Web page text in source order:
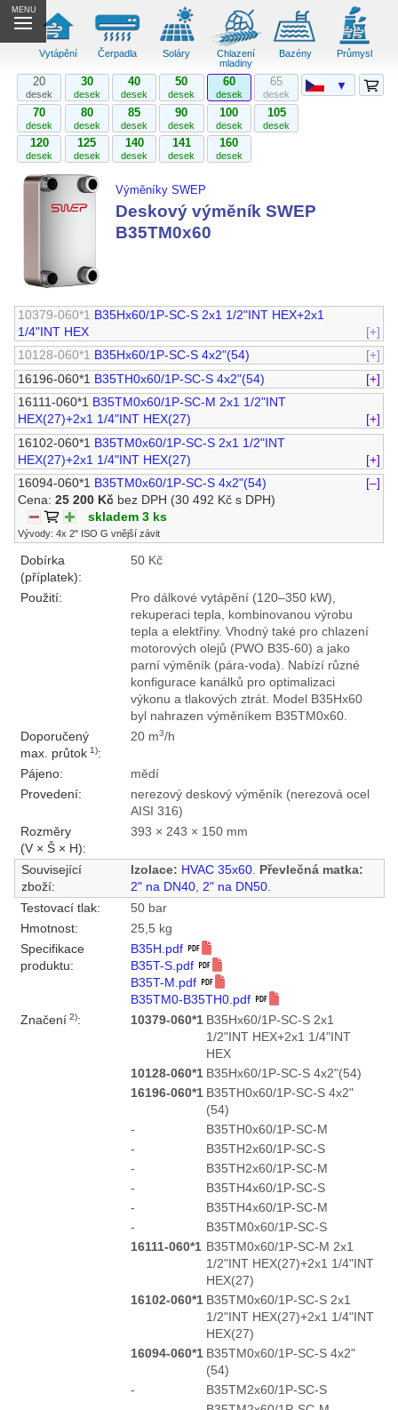
MENU
Vytápění Čerpadla Soláry
Chlazení
mladiny
Bazény Průmysl
20
desek
30
desek
40
desek
50
desek
60
desek
65
desek
70
desek
80
desek
85
desek
90
desek
100
desek
105
desek
120
desek
125
desek
140
desek
141
desek
160
desek
Výměníky SWEP
Deskový výměník SWEP
B35TM0x60
10379-060*1
B35Hx60/1P-SC-S 2x1 1/2"INT HEX+2x1
1/4"INT HEX
[+]
10128-060*1 B35Hx60/1P-SC-S 4x2"(54)
[+]
16196-060*1 B35TH0x60/1P-SC-S 4x2"(54)
[+]
16111-060*1 B35TM0x60/1P-SC-M 2x1 1/2"INT
HEX(27)+2x1 1/4"INT HEX(27)
[+]
16102-060*1 B35TM0x60/1P-SC-S 2x1 1/2"INT
HEX(27)+2x1 1/4"INT HEX(27)
[+]
16094-060*1
B35TM0x60/1P-SC-S 4x2"(54)
[–]
Cena:25 200 Kč bez DPH (30 492 Kč s DPH)
skladem 3 ks
Vývody: 4x 2" ISO G vnější závit
Dobírka
(příplatek):
50 Kč
Použití:
Pro dálkové vytápění (120–350 kW),
rekuperaci tepla, kombinovanou výrobu
tepla a elektřiny. Vhodný také pro chlazení
motorových olejů (PWO B35-60) a jako
parní výměník (pára-voda). Nabízí různé
konfigurace kanálků pro optimalizaci
výkonu a tlakových ztrát. Model B35Hx60
byl nahrazen výměníkem B35TM0x60.
Doporučený
max. průtok1):
20 m3/h
Pájeno:
mědí
Provedení:
nerezový deskový výměník (nerezová ocel
AISI 316)
Rozměry
(V × Š × H):
393 × 243 × 150 mm
Související
zboží:
Izolace: HVAC 35x60.
Převlečná matka:
2" na DN40, 2" na DN50.
Testovací tlak:
50 bar
Hmotnost:
25,5 kg
Specifikace
produktu:
B35H.pdf
B35T-S.pdf
B35T-M.pdf
B35TM0-B35TH0.pdf
Značení2): 10379-060*1 B35Hx60/1P-SC-S 2x1
1/2"INT HEX+2x1 1/4"INT
HEX
10128-060*1 B35Hx60/1P-SC-S 4x2"(54)
16196-060*1 B35TH0x60/1P-SC-S 4x2"
(54)
-
B35TH0x60/1P-SC-M
-
B35TH2x60/1P-SC-S
-
B35TH2x60/1P-SC-M
-
B35TH4x60/1P-SC-S
-
B35TH4x60/1P-SC-M
-
B35TM0x60/1P-SC-S
16111-060*1 B35TM0x60/1P-SC-M 2x1
1/2"INT HEX(27)+2x1 1/4"INT
HEX(27)
16102-060*1 B35TM0x60/1P-SC-S 2x1
1/2"INT HEX(27)+2x1 1/4"INT
HEX(27)
16094-060*1 B35TM0x60/1P-SC-S 4x2"
(54)
-
B35TM2x60/1P-SC-S
▼